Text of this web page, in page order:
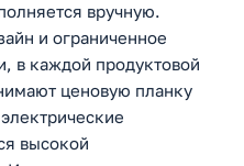
вручную.
и ограниченное
в каждой продуктовой
ценовую планку
высокой